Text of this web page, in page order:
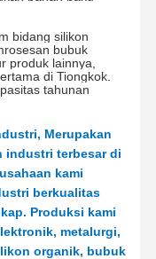
bidang silikon
bubuk
produk lainnya,
di Tiongkok.
tahunan
Merupakan
industri terbesar di
kami
berkualitas
Produksi kami
metalurgi,
organik, bubuk